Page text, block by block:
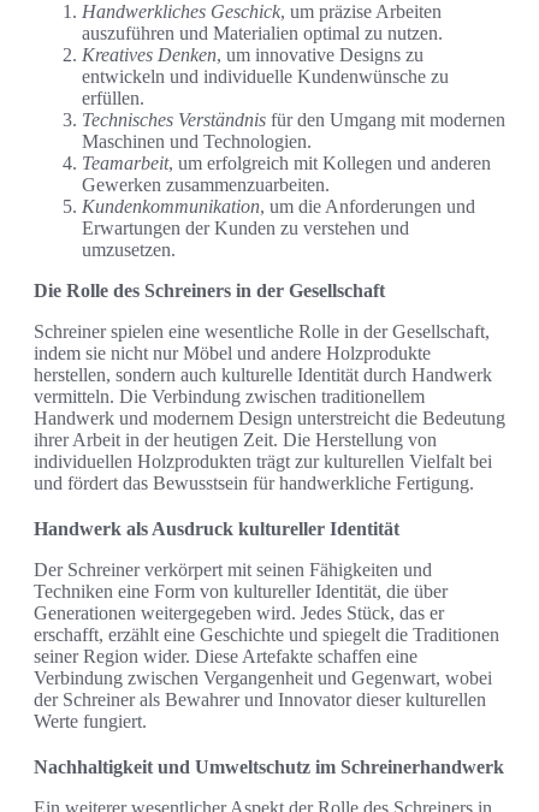
Handwerkliches Geschick, um präzise Arbeiten
auszuführen und Materialien optimal zu nutzen.
Kreatives Denken, um innovative Designs zu
entwickeln und individuelle Kundenwünsche zu
erfüllen.
Technisches Verständnis für den Umgang mit modernen
Maschinen und Technologien.
Teamarbeit, um erfolgreich mit Kollegen und anderen
Gewerken zusammenzuarbeiten.
Kundenkommunikation, um die Anforderungen und
Erwartungen der Kunden zu verstehen und
umzusetzen.
Die Rolle des Schreiners in der Gesellschaft
Schreiner spielen eine wesentliche Rolle in der Gesellschaft,
indem sie nicht nur Möbel und andere Holzprodukte
herstellen, sondern auch kulturelle Identität durch Handwerk
vermitteln. Die Verbindung zwischen traditionellem
Handwerk und modernem Design unterstreicht die Bedeutung
ihrer Arbeit in der heutigen Zeit. Die Herstellung von
individuellen Holzprodukten trägt zur kulturellen Vielfalt bei
und fördert das Bewusstsein für handwerkliche Fertigung.
Handwerk als Ausdruck kultureller Identität
Der Schreiner verkörpert mit seinen Fähigkeiten und
Techniken eine Form von kultureller Identität, die über
Generationen weitergegeben wird. Jedes Stück, das er
erschafft, erzählt eine Geschichte und spiegelt die Traditionen
seiner Region wider. Diese Artefakte schaffen eine
Verbindung zwischen Vergangenheit und Gegenwart, wobei
der Schreiner als Bewahrer und Innovator dieser kulturellen
Werte fungiert.
Nachhaltigkeit und Umweltschutz im Schreinerhandwerk